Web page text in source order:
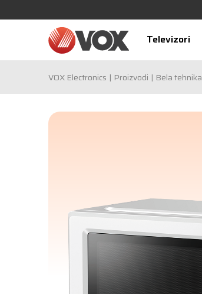
Televizori
VOX Electronics Proizvodi Bela tehnika